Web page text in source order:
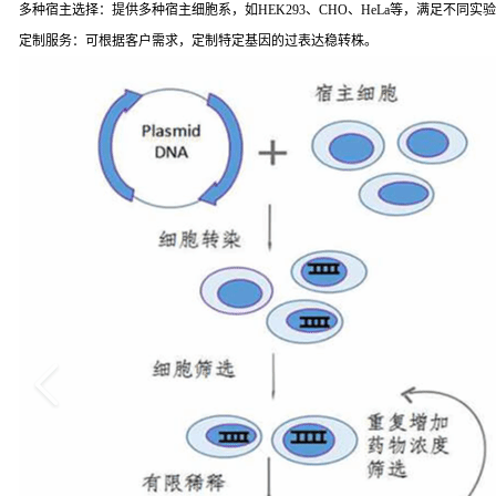
多种宿主选择：提供多种宿主细胞系，如HEK293、CHO、HeLa等，满足不同实
定制服务：可根据客户需求，定制特定基因的过表达稳转株。